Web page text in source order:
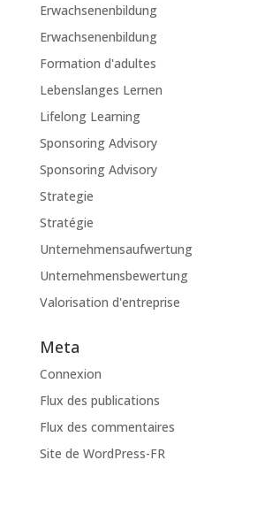
Erwachsenenbildung
Erwachsenenbildung
Formation d'adultes
Lebenslanges Lernen
Lifelong Learning
Sponsoring Advisory
Sponsoring Advisory
Strategie
Stratégie
Unternehmensaufwertung
Unternehmensbewertung
Valorisation d'entreprise
Meta
Connexion
Flux des publications
Flux des commentaires
Site de WordPress-FR